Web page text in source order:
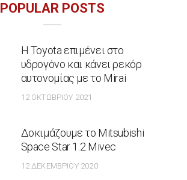
POPULAR POSTS
Η Toyota επιμένει στο
υδρογόνο και κάνει ρεκόρ
αυτονομίας με το Mirai
12 ΟΚΤΩΒΡΊΟΥ 2021
Δοκιμάζουμε το Mitsubishi
Space Star 1.2 Mivec
12 ΔΕΚΕΜΒΡΊΟΥ 2020